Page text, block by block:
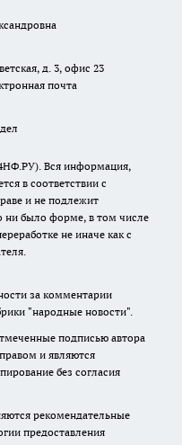
д. 3, офис 23
почта
Вся информация,
в соответствии с
и не подлежит
ни было форме, в том числе
не иначе как с
за комментарии
"народные новости".
подписью автора
и являются
без согласия
рекомендательные
предоставления